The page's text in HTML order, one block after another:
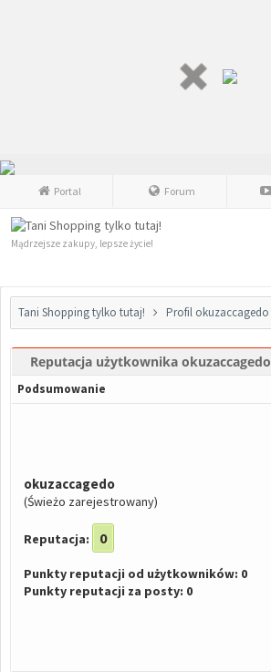
Portal Forum
Mądrzejsze zakupy, lepsze życie!
Tani Shopping tylko tutaj! Profil okuzaccagedo
Reputacja użytkownika okuzaccagedo
Podsumowanie
okuzaccagedo
(Świeżo zarejestrowany)
Reputacja: 0
Punkty reputacji od użytkowników: 0
Punkty reputacji za posty: 0